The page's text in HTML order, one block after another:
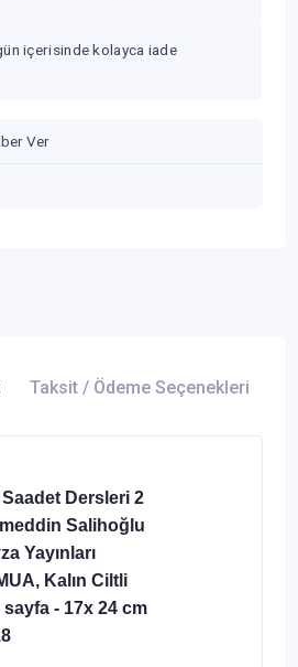
içerisinde kolayca iade
Ver
Taksit / Ödeme Seçenekleri
Dersleri 2
Salihoğlu
Yayınları
Kalın Ciltli
- 17x 24 cm